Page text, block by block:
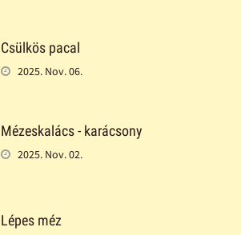
Csülkös pacal
2025. Nov. 06.
Mézeskalács - karácsony
2025. Nov. 02.
Lépes méz